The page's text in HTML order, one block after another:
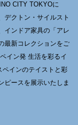
CITY TOKYOに
デクトン・サイルスト
インドア家具の「アレ
最新コレクションをご
イン発 生活を彩るイ
インのテイストと彩
ピースを展示いたしま